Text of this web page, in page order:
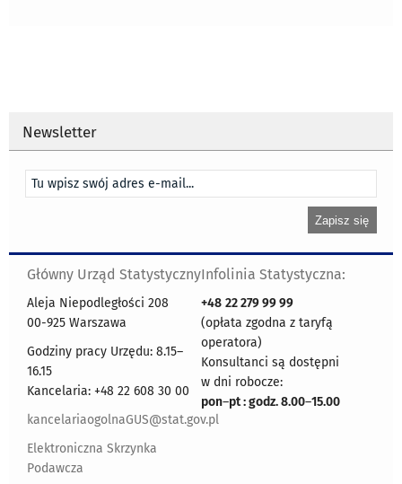
Newsletter
Główny Urząd Statystyczny
Aleja Niepodległości 208
00-925 Warszawa
Godziny pracy Urzędu: 8.15–
16.15
Kancelaria: +48 22 608 30 00
kancelariaogolnaGUS@stat.gov.pl
Elektroniczna Skrzynka
Podawcza
Infolinia Statystyczna:
+48 22 279 99 99
(opłata zgodna z taryfą
operatora)
Konsultanci są dostępni
w dni robocze:
pon–pt : godz. 8.00–15.00